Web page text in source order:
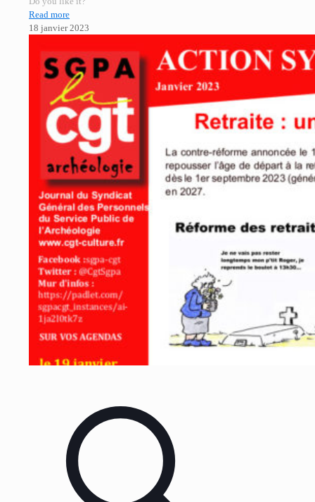
Read more
18 janvier 2023